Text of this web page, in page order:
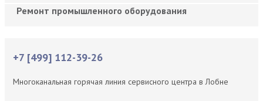
Ремонт промышленного оборудования
+7 [499] 112-39-26
Многоканальная горячая линия сервисного центра в Лобне